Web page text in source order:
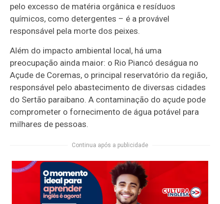
pelo excesso de matéria orgânica e resíduos
químicos, como detergentes – é a provável
responsável pela morte dos peixes.
Além do impacto ambiental local, há uma
preocupação ainda maior: o Rio Piancó deságua no
Açude de Coremas, o principal reservatório da região,
responsável pelo abastecimento de diversas cidades
do Sertão paraibano. A contaminação do açude pode
comprometer o fornecimento de água potável para
milhares de pessoas.
Continua após a publicidade